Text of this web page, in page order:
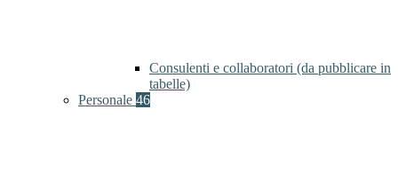
Consulenti e collaboratori (da pubblicare in
tabelle)
Personale 46